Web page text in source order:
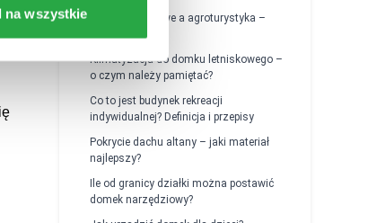
na wszystkie
Domki letniskowe a agroturystyka –
przepisy prawne
Klimatyzacja do domku letniskowego –
o czym należy pamiętać?
Co to jest budynek rekreacji
indywidualnej? Definicja i przepisy
Pokrycie dachu altany – jaki materiał
najlepszy?
Ile od granicy działki można postawić
domek narzędziowy?